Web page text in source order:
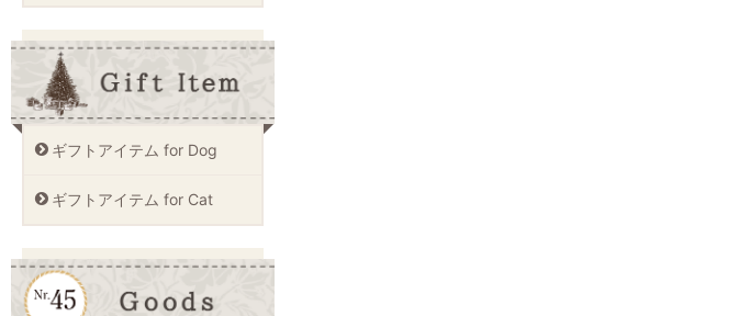
ギフトアイテム for Dog
ギフトアイテム for Cat